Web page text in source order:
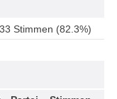
Stimmen (82.3%)